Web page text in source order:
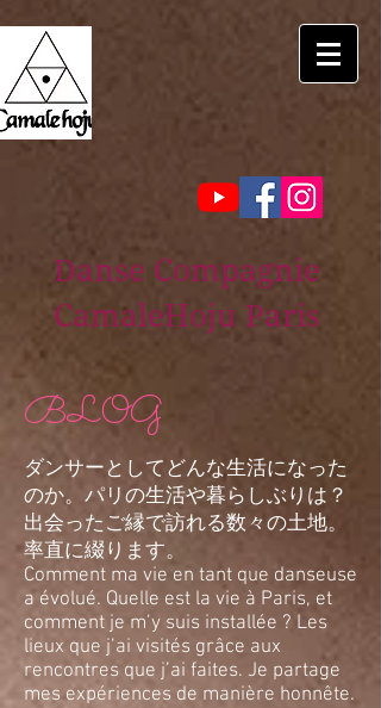
Danse Compagnie
CamaleHoju Paris
BLOG
ダンサーとしてどんな生活になった
のか。パリの生活や暮らしぶりは？
出会ったご縁で訪れる数々の土地。
率直に綴ります。
Comment ma vie en tant que danseuse
a évolué. Quelle est la vie à Paris, et
comment je m’y suis installée ? Les
lieux que j’ai visités grâce aux
rencontres que j’ai faites. Je partage
mes expériences de manière honnête.